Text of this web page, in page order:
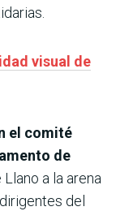
visual de
el comité
de
a la arena
del